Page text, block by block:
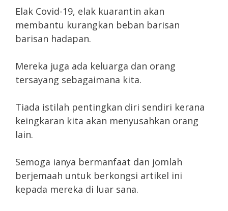
Elak Covid-19, elak kuarantin akan
membantu kurangkan beban barisan
barisan hadapan.
Mereka juga ada keluarga dan orang
tersayang sebagaimana kita.
Tiada istilah pentingkan diri sendiri kerana
keingkaran kita akan menyusahkan orang
lain.
Semoga ianya bermanfaat dan jomlah
berjemaah untuk berkongsi artikel ini
kepada mereka di luar sana.